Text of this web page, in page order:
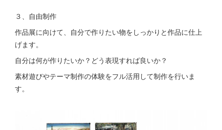
３、自由制作
作品展に向けて、自分で作りたい物をしっかりと作品に仕上
げます。
自分は何が作りたいか？どう表現すれば良いか？
素材遊びやテーマ制作の体験をフル活用して制作を行いま
す。